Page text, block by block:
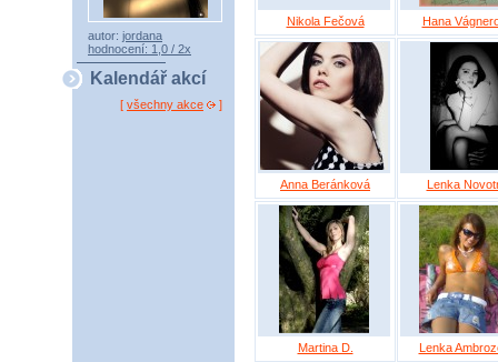
autor: jordana
hodnocení: 1,0 / 2x
Kalendář akcí
[ všechny akce ]
Nikola Fečová Hana
Anna Beránková Lenka
Martina D. Lenka